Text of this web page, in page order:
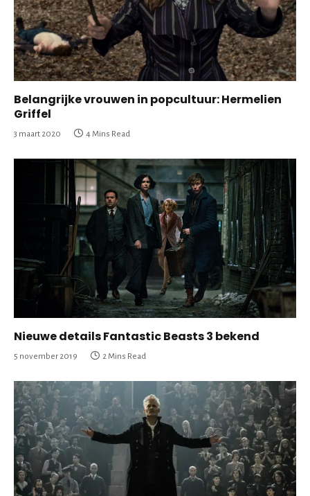
Belangrijke vrouwen in popcultuur: Hermelien
Griffel
3 maart 2020 4 Mins Read
Nieuwe details Fantastic Beasts 3 bekend
5 november 2019 2 Mins Read